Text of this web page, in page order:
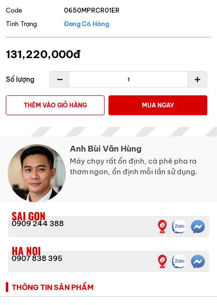
Tình Trạng Đang Có Hàng
Code 0650MPRCR01ER
Số lượng
131,220,000đ
THÊM VÀO GIỎ HÀNG MUA NGAY
Anh Bùi Văn Hùng
Máy chạy rất ổn định, cà phê pha ra
thơm ngon, ổn định mỗi lần sử dụng.
SAI GON
0909 244 388
HA NOI
0907 838 395
THÔNG TIN SẢN PHẨM